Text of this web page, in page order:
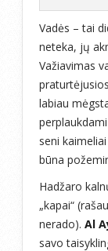
Vadės – tai
neteka, jų
Važiavimas
labiau
seni
būna
Hadžaro
„kapai“
nerado). Al
savo